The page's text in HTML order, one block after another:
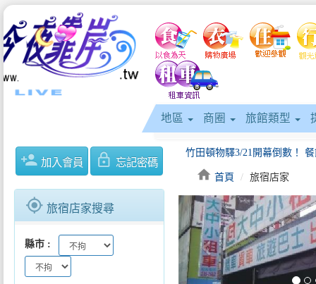
地區 商圈 旅館類型
person_add 加入會員 lock_outline 忘記密碼
gps_fixed 旅宿店家搜尋
縣市
home 首頁 旅宿店家
keyboard_arrow_left